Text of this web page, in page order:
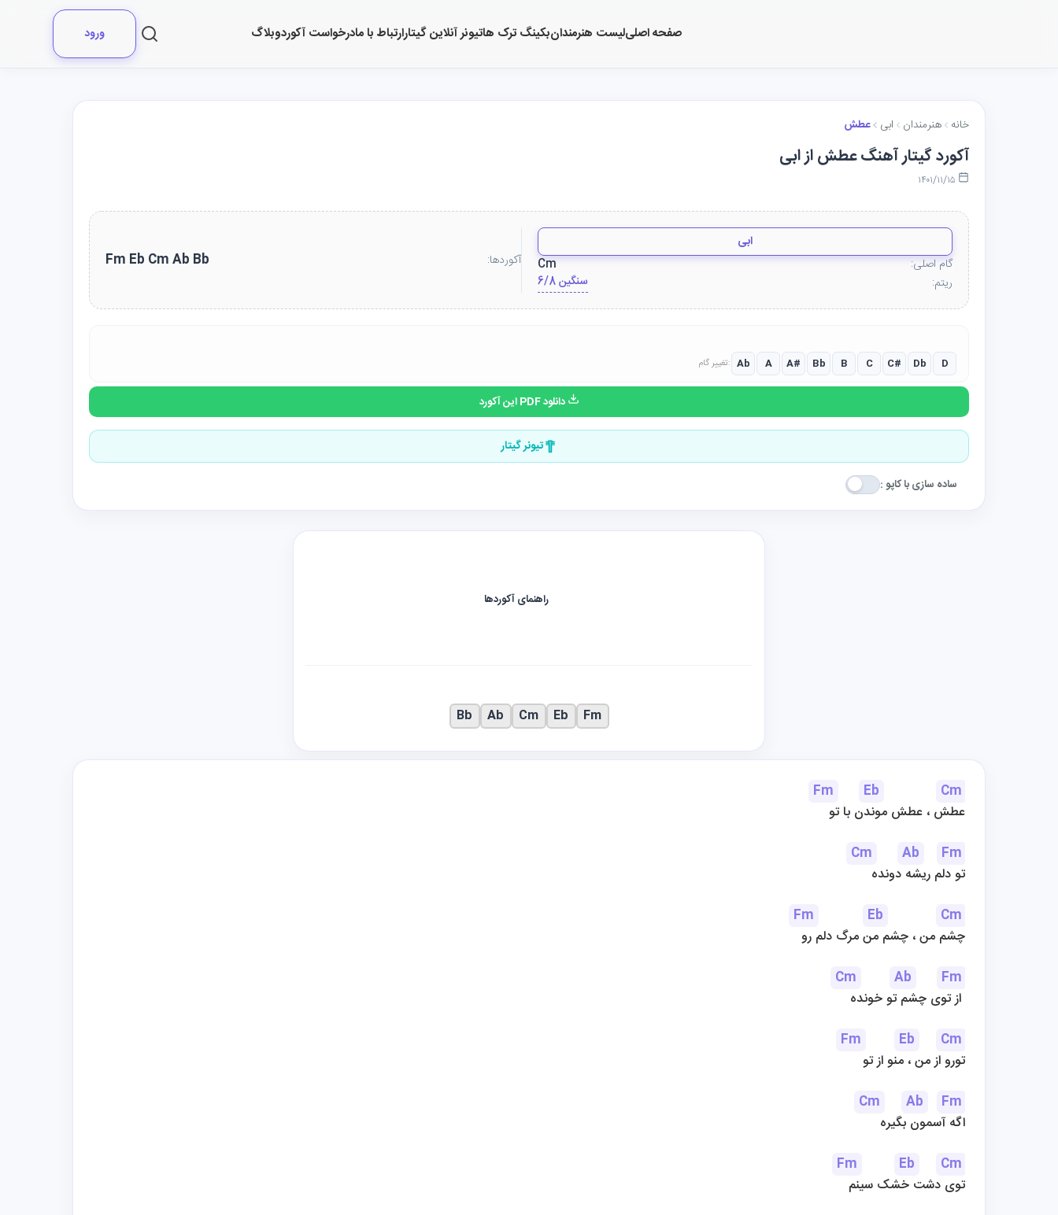
صفحه اصلیلیست هنرمندانبکینگ ترک هاتیونر آنلاین گیتارارتباط با مادرخواست آکوردوبلاگ ورود
خانه هنرمندان ابی عطش
آکورد گیتار آهنگ عطش از ابی
ابی
گام اصلی:
Cm
ریتم:
6/8 سنگین
آکوردها: Fm Eb Cm Ab Bb
تغییر گام: Ab A A# Bb B C C# Db D
دانلود PDF این آکورد
تیونر گیتار
ساده سازی با کاپو :
Fm Eb
Cm
عطش ، عطش موندن با تو
Cm
Ab
Fm
تو دلم ریشه دونده
Fm
Eb
Cm
چشم من ، چشم من مرگ دلم رو
Cm
Ab
Fm
Fm
Eb
Cm
تورو از من ، منو از تو
Cm
Ab
Fm
اگه آسمون بگیره
Fm
Eb
Cm
توی دشت خشک سینم
راهنمای آکوردها
Fm
Eb
Cm
Ab
Bb